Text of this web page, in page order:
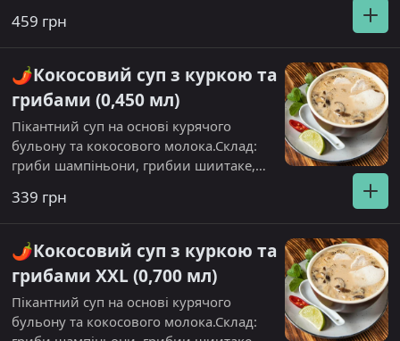
рисова локшина, імбир, соус шрірача
гострий.
459 грн
🌶️Кокосовий суп з куркою та
грибами (0,450 мл)
Пікантний суп на основі курячого
бульону та кокосового молока.Склад:
гриби шампіньони, грибии шиитаке,
шрірача
339 грн
🌶️Кокосовий суп з куркою та
грибами XXL (0,700 мл)
Пікантний суп на основі курячого
бульону та кокосового молока.Склад: